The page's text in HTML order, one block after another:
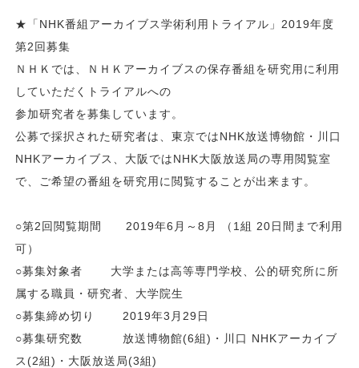
★「NHK番組アーカイブス学術利用トライアル」2019年度
第2回募集
ＮＨＫでは、ＮＨＫアーカイブスの保存番組を研究用に利用
していただくトライアルへの
参加研究者を募集しています。
公募で採択された研究者は、東京ではNHK放送博物館・川口
NHKアーカイブス、大阪ではNHK大阪放送局の専用閲覧室
で、ご希望の番組を研究用に閲覧することが出来ます。
○第2回閲覧期間 2019年6月～8月 （1組 20日間まで利用
可）
○募集対象者 大学または高等専門学校、公的研究所に所
属する職員・研究者、大学院生
○募集締め切り 2019年3月29日
○募集研究数 放送博物館(6組)・川口 NHKアーカイブ
ス(2組)・大阪放送局(3組)